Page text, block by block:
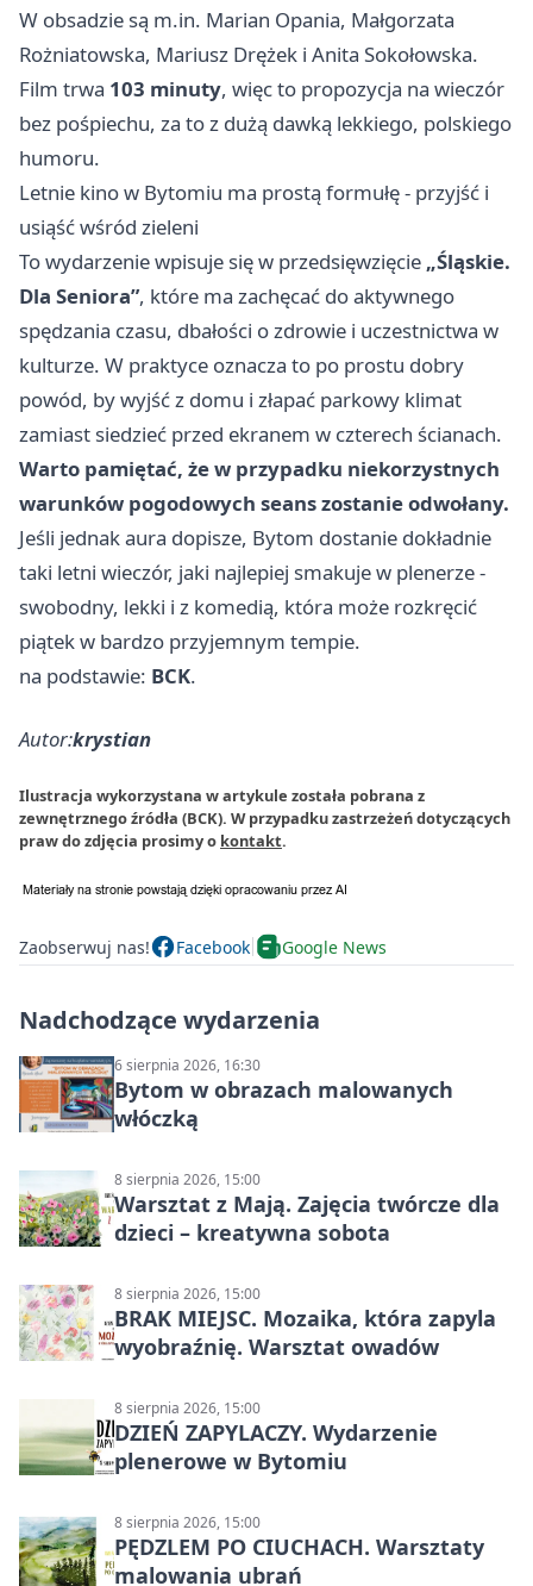
W obsadzie są m.in. Marian Opania, Małgorzata
Rożniatowska, Mariusz Drężek i Anita Sokołowska.
Film trwa 103 minuty, więc to propozycja na wieczór
bez pośpiechu, za to z dużą dawką lekkiego, polskiego
humoru.
Letnie kino w Bytomiu ma prostą formułę - przyjść i
usiąść wśród zieleni
To wydarzenie wpisuje się w przedsięwzięcie „Śląskie.
Dla Seniora”, które ma zachęcać do aktywnego
spędzania czasu, dbałości o zdrowie i uczestnictwa w
kulturze. W praktyce oznacza to po prostu dobry
powód, by wyjść z domu i złapać parkowy klimat
zamiast siedzieć przed ekranem w czterech ścianach.
Warto pamiętać, że w przypadku niekorzystnych
warunków pogodowych seans zostanie odwołany.
Jeśli jednak aura dopisze, Bytom dostanie dokładnie
taki letni wieczór, jaki najlepiej smakuje w plenerze -
swobodny, lekki i z komedią, która może rozkręcić
piątek w bardzo przyjemnym tempie.
na podstawie: BCK.
Autor:krystian
Ilustracja wykorzystana w artykule została pobrana z
zewnętrznego źródła (BCK). W przypadku zastrzeżeń dotyczących
praw do zdjęcia prosimy o kontakt.
Zaobserwuj nas! Facebook Google News
Nadchodzące wydarzenia
6 sierpnia 2026, 16:30
Bytom w obrazach malowanych
włóczką
8 sierpnia 2026, 15:00
Warsztat z Mają. Zajęcia twórcze dla
dzieci – kreatywna sobota
8 sierpnia 2026, 15:00
BRAK MIEJSC. Mozaika, która zapyla
wyobraźnię. Warsztat owadów
8 sierpnia 2026, 15:00
DZIEŃ ZAPYLACZY. Wydarzenie
plenerowe w Bytomiu
8 sierpnia 2026, 15:00
PĘDZLEM PO CIUCHACH. Warsztaty
malowania ubrań